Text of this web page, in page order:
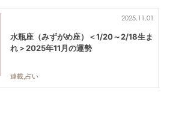
2025.11.01
水瓶座（みずがめ座）＜1/20～2/18生ま
れ＞2025年11月の運勢
連載,占い